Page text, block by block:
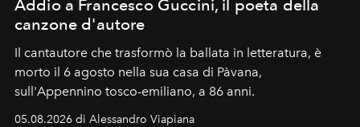
Addio a Francesco Guccini, il poeta della
canzone d'autore
Il cantautore che trasformò la ballata in letteratura, è
morto il 6 agosto nella sua casa di Pàvana,
sull'Appennino tosco-emiliano, a 86 anni.
05.08.2026 di Alessandro Viapiana